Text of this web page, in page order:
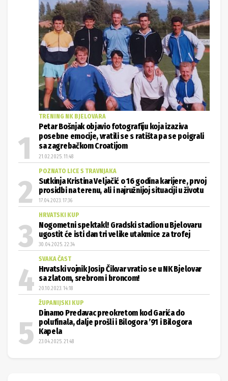
TRENING NK BJELOVARA
Petar Bošnjak objavio fotografiju koja izaziva
posebne emocije, vratili se s ratišta pa se poigrali
sa zagrebačkom Croatijom
21.02.2025. 11:48
POZNATO LICE S TRAVNJAKA
Sutkinja Kristina Veljačić o 16 godina karijere, prvoj
prosidbi na terenu, ali i najružnijoj situaciji u životu
17.04.2023. 17:36
HRVATSKI KUP
Nogometni spektakl! Gradski stadion u Bjelovaru
ugostit će isti dan tri velike utakmice za trofej
30.04.2025. 22:34
SVAKA ČAST
Hrvatski vojnik Josip Čikvar vratio se u NK Bjelovar
sa zlatom, srebrom i broncom!
20.10.2023. 14:18
ŽUPANIJSKI KUP
Dinamo Predavac preokretom kod Garića do
polufinala, dalje prošli i Bilogora ’91 i Bilogora
Kapela
23.04.2025. 21:48